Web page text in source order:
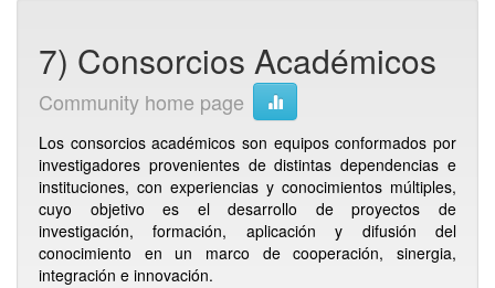
7) Consorcios Académicos
Community home page
Los consorcios académicos son equipos conformados por
investigadores provenientes de distintas dependencias e
instituciones, con experiencias y conocimientos múltiples,
cuyo objetivo es el desarrollo de proyectos de
investigación, formación, aplicación y difusión del
conocimiento en un marco de cooperación, sinergia,
integración e innovación.